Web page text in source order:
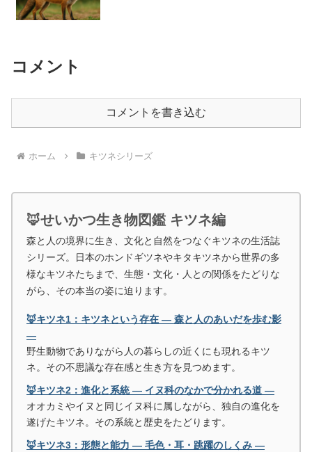
コメント
コメントを書き込む
ホーム キツネシリーズ
🦊せいかつ生き物図鑑 キツネ編
森と人の境界に生き、文化と自然をつなぐキツネの生活誌
シリーズ。日本のホンドギツネやキタキツネから世界の多
様なキツネたちまで、生態・文化・人との関係をたどりな
がら、その本当の姿に迫ります。
🦊キツネ1：キツネという存在 ― 森と人のあいだを歩む影
―
野生動物でありながら人の暮らしの近くにも現れるキツ
ネ。その不思議な存在感と生き方を見つめます。
🦊キツネ2：進化と系統 ― イヌ科のなかで分かれる道 ―
オオカミやイヌと同じイヌ科に属しながら、独自の進化を
遂げたキツネ。その系統と歴史をたどります。
🦊キツネ3：形態と能力 ― 毛色・耳・跳躍のしくみ ―